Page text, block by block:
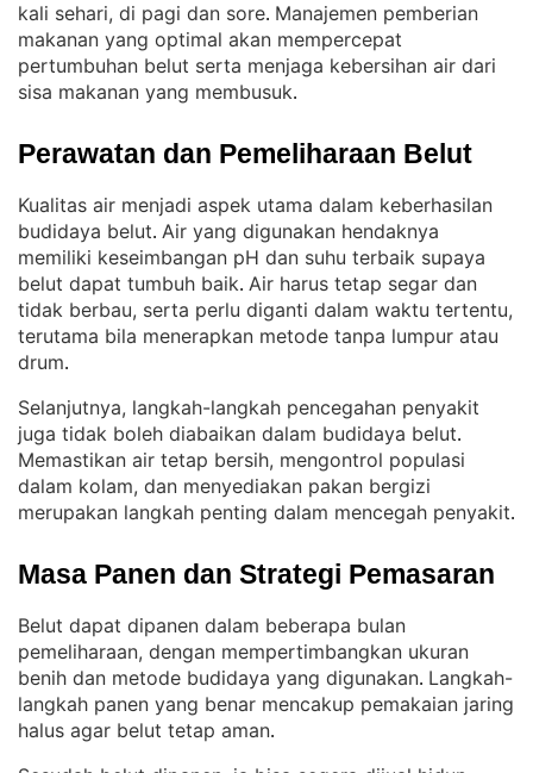
kali sehari, di pagi dan sore. Manajemen pemberian
makanan yang optimal akan mempercepat
pertumbuhan belut serta menjaga kebersihan air dari
sisa makanan yang membusuk.
Perawatan dan Pemeliharaan Belut
Kualitas air menjadi aspek utama dalam keberhasilan
budidaya belut. Air yang digunakan hendaknya
memiliki keseimbangan pH dan suhu terbaik supaya
belut dapat tumbuh baik. Air harus tetap segar dan
tidak berbau, serta perlu diganti dalam waktu tertentu,
terutama bila menerapkan metode tanpa lumpur atau
drum.
Selanjutnya, langkah-langkah pencegahan penyakit
juga tidak boleh diabaikan dalam budidaya belut
Memastikan air tetap bersih, mengontrol populasi
dalam kolam, dan menyediakan pakan bergizi
merupakan langkah penting dalam mencegah penyakit.
Masa Panen dan Strategi Pemasaran
Belut dapat dipanen dalam beberapa bulan
pemeliharaan, dengan mempertimbangkan ukuran
benih dan metode budidaya yang digunakan. Langkah-
langkah panen yang benar mencakup pemakaian jaring
halus agar belut tetap aman.